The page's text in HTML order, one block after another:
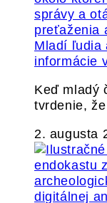
Mladí ľudia
informácie
Keď mladý
tvrdenie,
2. augusta